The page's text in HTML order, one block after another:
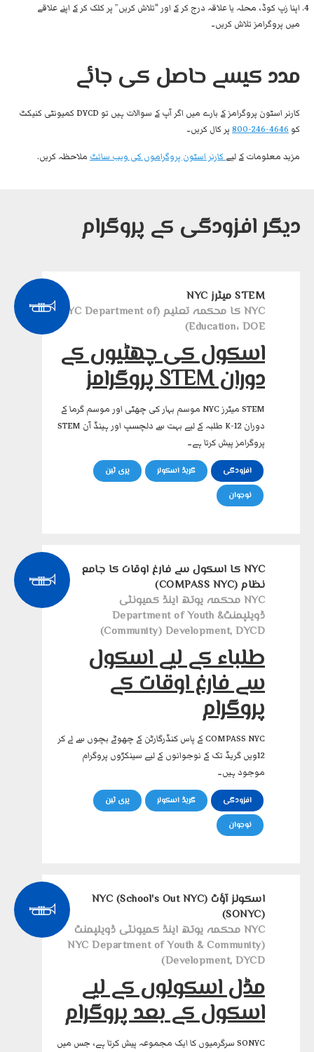
اپنا زپ کوڈ، محلہ یا علاقہ درج کر کے اور "تلاش کریں” پر کلک کر کے اپنے علاقے
میں پروگرامز تلاش کریں۔
مدد کیسے حاصل کی جائے
کارنر اسٹون پروگرامز کے بارے میں اگر آپ کے سوالات ہیں تو DYCD کمیونٹی کنیکٹ
کو 4646-246-800 پر کال کریں۔
مزید معلومات کے لیے کارنر اسٹون پروگراموں کی ویب سائٹ ملاحظہ کریں.
دیگر افزودگی کے پروگرام
STEM میٹرز NYC
NYC کا محکمہ تعلیم (NYC Department of
Education، DOE)
اسکول کی چھٹیوں کے
دوران STEM پروگرامز
STEM میٹرز NYC موسم بہار کی چھٹی اور موسم گرما کے
دوران K-12 طلبہ کے لیے بہت سے دلچسپ اور ہینڈ آن STEM
پروگرامز پیش کرتا ہے۔
افزودگی گریڈ اسکولر پری ٹین
نوجوان
NYC کا اسکول سے فارغ اوقات کا جامع
نظام (COMPASS NYC)
NYC محکمہ یوتھ اینڈ کمیونٹی
ڈویلپمنٹDepartment of Youth &
Community) Development, DYCD)
طلباء کے لیے اسکول
سے فارغ اوقات کے
پروگرام
COMPASS NYC کے پاس کنڈرگارٹن کے چھوٹے بچوں سے لے کر
12ویں گریڈ تک کے نوجوانوں کے لیے سینکڑوں پروگرام
موجود ہیں۔
افزودگی گریڈ اسکولر پری ٹین
نوجوان
اسکولز آؤٹ NYC (School's Out NYC)
(SONYC)
NYC محکمہ یوتھ اینڈ کمیونٹی ڈویلپمنٹ
(NYC Department of Youth & Community
Development, DYCD)
مڈل اسکولوں کے لیے
اسکول کے بعد پروگرام
SONYC سرگرمیوں کا ایک مجموعہ پیش کرتا ہے، جس میں